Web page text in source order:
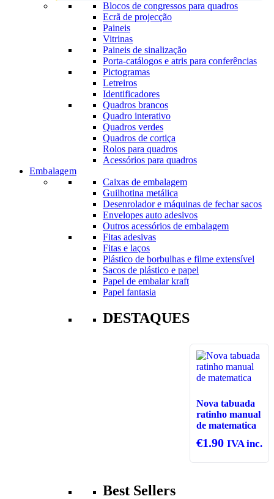
Blocos de congressos para quadros
Ecrã de projecção
Paineis
Vitrinas
Paineis de sinalização
Porta-catálogos e atris para conferências
Pictogramas
Letreiros
Identificadores
Quadros brancos
Quadro interativo
Quadros verdes
Quadros de cortiça
Rolos para quadros
Acessórios para quadros
Embalagem
Caixas de embalagem
Guilhotina metálica
Desenrolador e máquinas de fechar sacos
Envelopes auto adesivos
Outros acessórios de embalagem
Fitas adesivas
Fitas e laços
Plástico de borbulhas e filme extensível
Sacos de plástico e papel
Papel de embalar kraft
Papel fantasia
DESTAQUES
Nova tabuada
ratinho manual
de matematica
€1.90 IVA inc.
Best Sellers